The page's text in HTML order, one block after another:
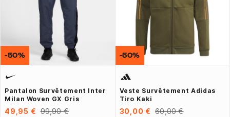
Pantalon Survêtement Inter
Milan Woven GX Gris
49,95 € 99,90 €
-50%
Veste Survêtement Adidas
Tiro Kaki
30,00 € 60,00 €
-50%